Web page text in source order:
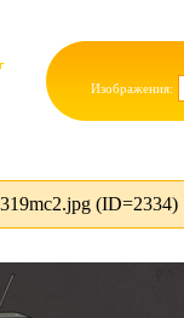
Изображения:
(ID=2334)